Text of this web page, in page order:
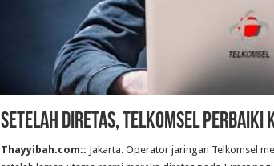
Setelah diretas, Telkomsel perbaiki
Thayyibah.com:: Jakarta. Operator jaringan Telkomsel